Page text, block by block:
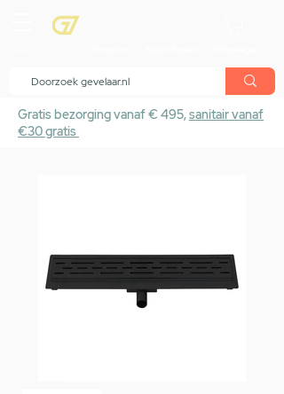
Gratis bezorging vanaf € 495,sanitair vanaf
€30 gratis